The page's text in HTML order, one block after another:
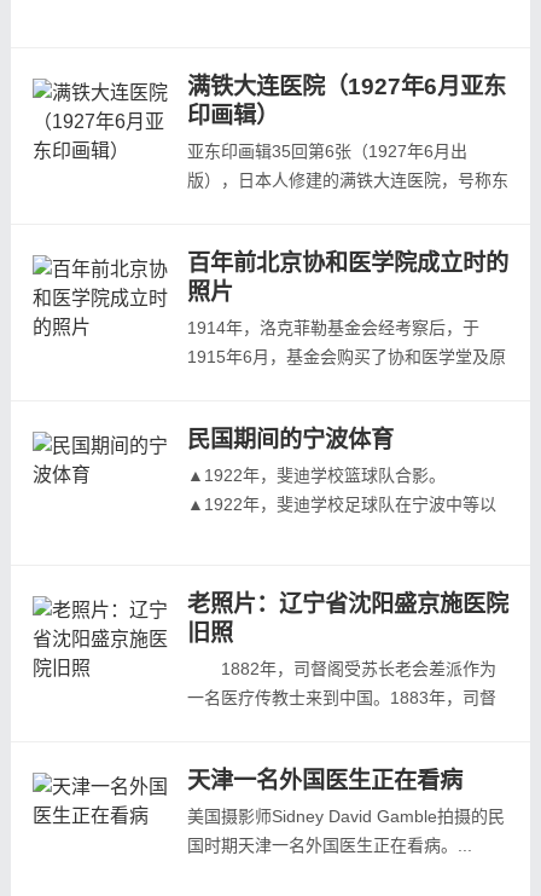
【安国城内民居】
【安国城内药材街】
【安国城内的药材街】
【安国药王庙】
【安国女孩和她的弟弟】...
满铁大连医院（1927年6月亚东
印画辑）
亚东印画辑35回第6张（1927年6月出
版），日本人修建的满铁大连医院，号称东
有590个，科室众多，设施先进。...
百年前北京协和医学院成立时的
照片
1914年，洛克菲勒基金会经考察后，于
1915年6月，基金会购买了协和医学堂及原
Medical College），下设一个临床医院协
和医院。1917年9月24日举行的北京协和医
学院奠基仪式，1921年9月16日，医院举办
民国期间的宁波体育
▲1922年，斐迪学校篮球队合影。
▲1922年，斐迪学校足球队在宁波中等以
合影。
▲1923年，甬江女中学生在上体育课。
▲1925年，宁波基督教青
▲1926年，省立四中篮球队合影。
▲1927后，省立四中女生篮球队合影。
老照片：辽宁省沈阳盛京施医院
旧照
1882年，司督阁受苏长老会差派作为
一名医疗传教士来到中国。1883年，司督
医疗的需求，司督阁遂于1885年将住所后
面的房子建成了医院，可接纳患者住院治
疗，这便是盛京施医院是肇始。
天津一名外国医生正在看病
美国摄影师Sidney David Gamble拍摄的民
国时期天津一名外国医生正在看病。...